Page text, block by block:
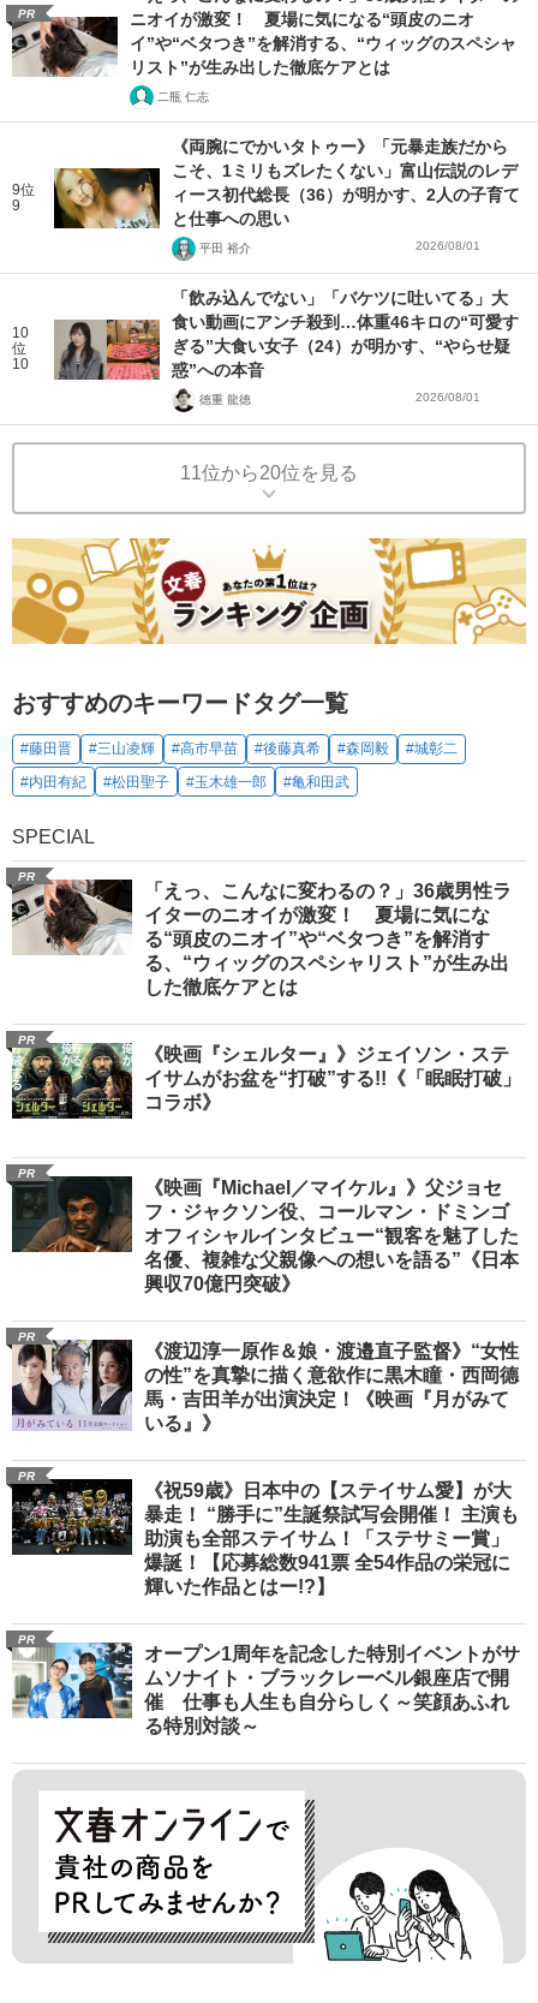
PR
ニオイが激変！ 夏場に気になる“頭皮のニオ
イ”や“ベタつき”を解消する、“ウィッグのスペシャ
リスト”が生み出した徹底ケアとは
二瓶 仁志
9位
9
《両腕にでかいタトゥー》「元暴走族だから
こそ、1ミリもズレたくない」富山伝説のレデ
ィース初代総長（36）が明かす、2人の子育て
と仕事への思い
平田 裕介 2026/08/01
10
位
10
「飲み込んでない」「バケツに吐いてる」大
食い動画にアンチ殺到…体重46キロの“可愛す
ぎる”大食い女子（24）が明かす、“やらせ疑
惑”への本音
徳重 龍徳 2026/08/01
11位から20位を見る
おすすめのキーワードタグ一覧
#藤田晋 #三山凌輝 #高市早苗 #後藤真希 #森岡毅
#城彰二
#内田有紀
#松田聖子 #玉木雄一郎 #亀和田武
SPECIAL
PR
「えっ、こんなに変わるの？」36歳男性ラ
イターのニオイが激変！ 夏場に気にな
る“頭皮のニオイ”や“ベタつき”を解消す
る、“ウィッグのスペシャリスト”が生み出
した徹底ケアとは
PR
《映画『シェルター』》ジェイソン・ステ
イサムがお盆を“打破”する!!《「眠眠打破」
コラボ》
PR
《映画『Michael／マイケル』》父ジョセ
フ・ジャクソン役、コールマン・ドミンゴ
オフィシャルインタビュー“観客を魅了した
名優、複雑な父親像への想いを語る”《日本
興収70億円突破》
PR
《渡辺淳一原作＆娘・渡邉直子監督》“女性
の性”を真摯に描く意欲作に黒木瞳・西岡德
馬・吉田羊が出演決定！《映画『月がみて
いる』》
PR
《祝59歳》日本中の【ステイサム愛】が大
暴走！ “勝手に”生誕祭試写会開催！ 主演も
助演も全部ステイサム！「ステサミー賞」
爆誕！【応募総数941票 全54作品の栄冠に
輝いた作品とはー!?】
PR
オープン1周年を記念した特別イベントがサ
ムソナイト・ブラックレーベル銀座店で開
催 仕事も人生も自分らしく～笑顔あふれ
る特別対談～